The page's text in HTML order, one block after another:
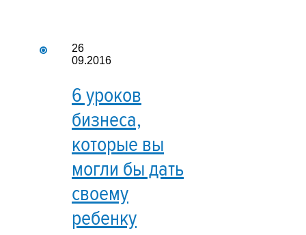
26
09.2016
6 уроков
бизнеса,
которые вы
могли бы дать
своему
ребенку